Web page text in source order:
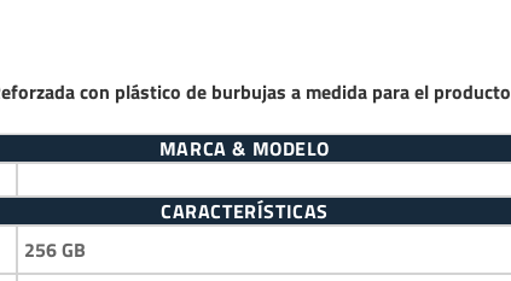
con plástico de burbujas a medida para el producto
MARCA & MODELO
CARACTERÍSTICAS
256 GB